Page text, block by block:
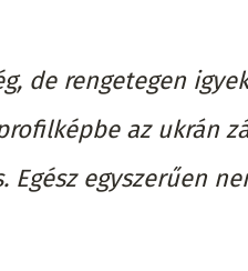
de rengetegen
az ukrán
Egész egyszerűen